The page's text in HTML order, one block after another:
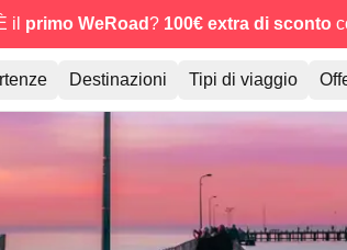
il primo WeRoad? 100€ extra di sconto
Destinazioni Tipi di viaggio